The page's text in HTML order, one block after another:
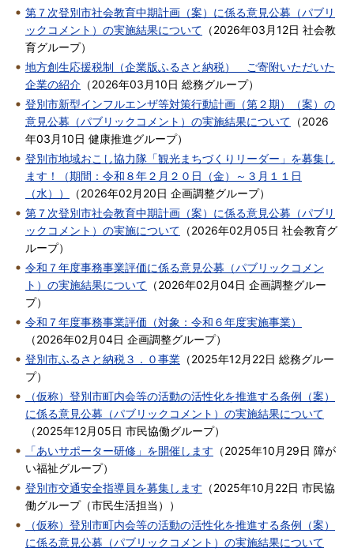
第７次登別市社会教育中期計画（案）に係る意見公募（パブリ
ックコメント）の実施結果について （2026年03月12日 社会教
育グループ）
地方創生応援税制（企業版ふるさと納税） ご寄附いただいた
企業の紹介 （2026年03月10日 総務グループ）
登別市新型インフルエンザ等対策行動計画（第２期）（案）の
意見公募（パブリックコメント）の実施結果について （2026
年03月10日 健康推進グループ）
登別市地域おこし協力隊「観光まちづくりリーダー」を募集し
ます！（期間：令和８年２月２０日（金）～３月１１日
（水））
（2026年02月20日 企画調整グループ）
第７次登別市社会教育中期計画（案）に係る意見公募（パブリ
ックコメント）の実施について （2026年02月05日 社会教育グ
ループ）
令和７年度事務事業評価に係る意見公募（パブリックコメン
ト）の実施結果について （2026年02月04日 企画調整グルー
プ）
令和７年度事務事業評価（対象：令和６年度実施事業）
（2026年02月04日 企画調整グループ）
登別市ふるさと納税３．０事業 （2025年12月22日 総務グルー
プ）
（仮称）登別市町内会等の活動の活性化を推進する条例（案）
に係る意見公募（パブリックコメント）の実施結果について
（2025年12月05日 市民協働グループ）
「あいサポーター研修」を開催します （2025年10月29日 障が
い福祉グループ）
登別市交通安全指導員を募集します （2025年10月22日 市民協
働グループ（市民生活担当）
）
（仮称）登別市町内会等の活動の活性化を推進する条例（案）
に係る意見公募（パブリックコメント）の実施結果について